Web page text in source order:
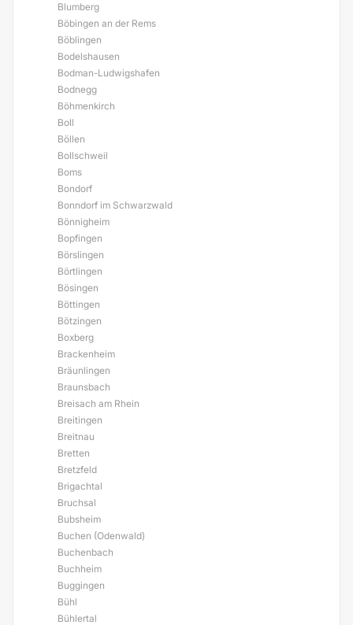
Blumberg
Böbingen an der Rems
Böblingen
Bodelshausen
Bodman-Ludwigshafen
Bodnegg
Böhmenkirch
Boll
Böllen
Bollschweil
Boms
Bondorf
Bonndorf im Schwarzwald
Bönnigheim
Bopfingen
Börslingen
Börtlingen
Bösingen
Böttingen
Bötzingen
Boxberg
Brackenheim
Bräunlingen
Braunsbach
Breisach am Rhein
Breitingen
Breitnau
Bretten
Bretzfeld
Brigachtal
Bruchsal
Bubsheim
Buchen (Odenwald)
Buchenbach
Buchheim
Buggingen
Bühl
Bühlertal